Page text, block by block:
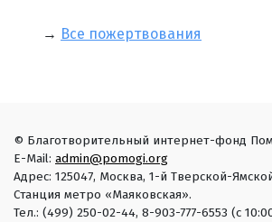
→ Все пожертвования
© Благотворительный интернет-фонд
E-Mail: admin@pomogi.org
Адрес: 125047, Москва, 1-й Тверской-
Станция метро «Маяковская».
Тел.: (499) 250-02-44, 8-903-777-6553 (с